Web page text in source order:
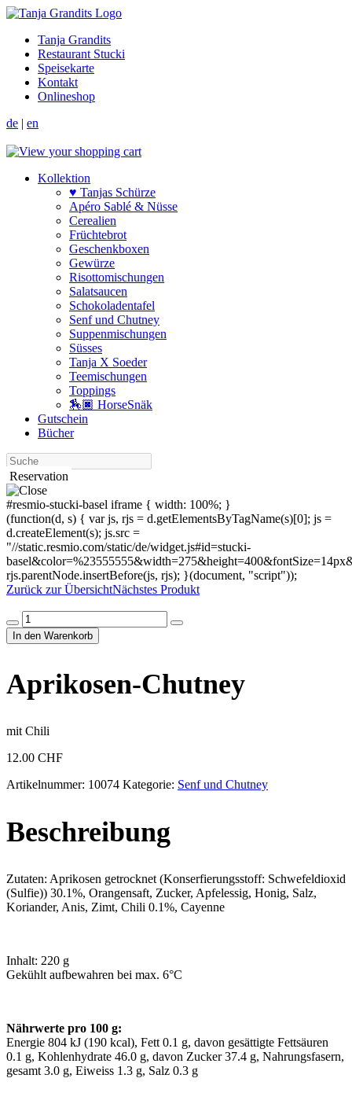
Tanja Grandits
Restaurant Stucki
Speisekarte
Kontakt
Onlineshop
de | en
Kollektion
♥ Tanjas Schürze
Apéro Sablé & Nüsse
Cerealien
Früchtebrot
Geschenkboxen
Gewürze
Risotto­mischungen
Salat­saucen
Schokoladen­tafel
Senf und Chutney
Suppen­mischungen
Süsses
Tanja X Soeder
Tee­mischungen
Toppings
🏇🏿 HorseSnäk
Gutschein
Bücher
Suche
Reservation
#resmio-stucki-basel iframe { width: 100%; }
(function(d, s) { var js, rjs = d.getElementsByTagName(s)[0]; js =
d.createElement(s); js.src =
"//static.resmio.com/static/de/widget.js#id=stucki-
rjs.parentNode.insertBefore(js, rjs); }(document, "script"));
Zurück zur ÜbersichtNächstes Produkt
Aprikosen-
Chutney
Menge
In den Warenkorb
Aprikosen-Chutney
mit Chili
12.00 CHF
Artikelnummer: 10074 Kategorie: Senf und Chutney
Beschreibung
Zutaten: Aprikosen getrocknet (Konserfierungsstoff: Schwefeldioxid
(Sulfie)) 30.1%, Orangensaft, Zucker, Apfelessig, Honig, Salz,
Koriander, Anis, Zimt, Chili 0.1%, Cayenne
Inhalt: 220 g
Gekühlt aufbewahren bei max. 6°C
Nährwerte pro 100 g:
Energie 804 kJ (190 kcal), Fett 0.1 g, davon gesättigte Fettsäuren
0.1 g, Kohlenhydrate 46.0 g, davon Zucker 37.4 g, Nahrungsfasern,
gesamt 3.0 g, Eiweiss 1.3 g, Salz 0.3 g